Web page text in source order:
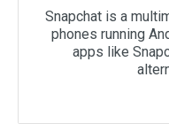
Snapchat is a
phones running
apps like